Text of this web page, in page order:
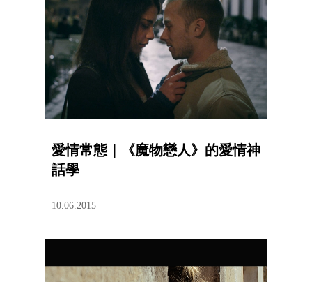
愛情常態｜《魔物戀人》的愛情神
話學
10.06.2015